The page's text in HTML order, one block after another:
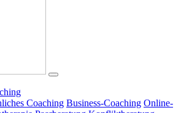
Coaching Business-Coaching Online-